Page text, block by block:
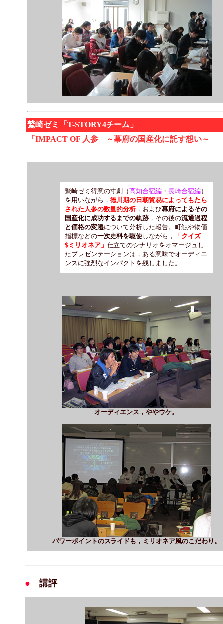
鷲崎ゼミ「T-STORY4チーム」
「IMPACT OF 人参 ～幕府の国産化に託す想い～
鷲崎ゼミ得意の寸劇（高知合宿編・ 長崎合宿編）
を用いながら， 徳川期の日朝貿易によってもたら
された人参の数量的分析，および幕府によるその
国産化に成功するまでの軌跡，その後の流通過程
と価格の変遷について分析した報告。町触や物価
指標などの一次史料を駆使しながら，
「クイズ
$ミリオネア」 仕立てのシナリオをオマージュし
たプレゼンテーションは，ある意味でオーディエ
ンスに強烈なインパクトを残しました。
オーディエンス，ややウケ。
パワーポイントのスライドも，ミリオネア風のこだわり。
● 講評